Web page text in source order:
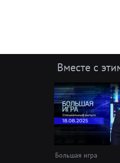
Вместе с
Большая игра